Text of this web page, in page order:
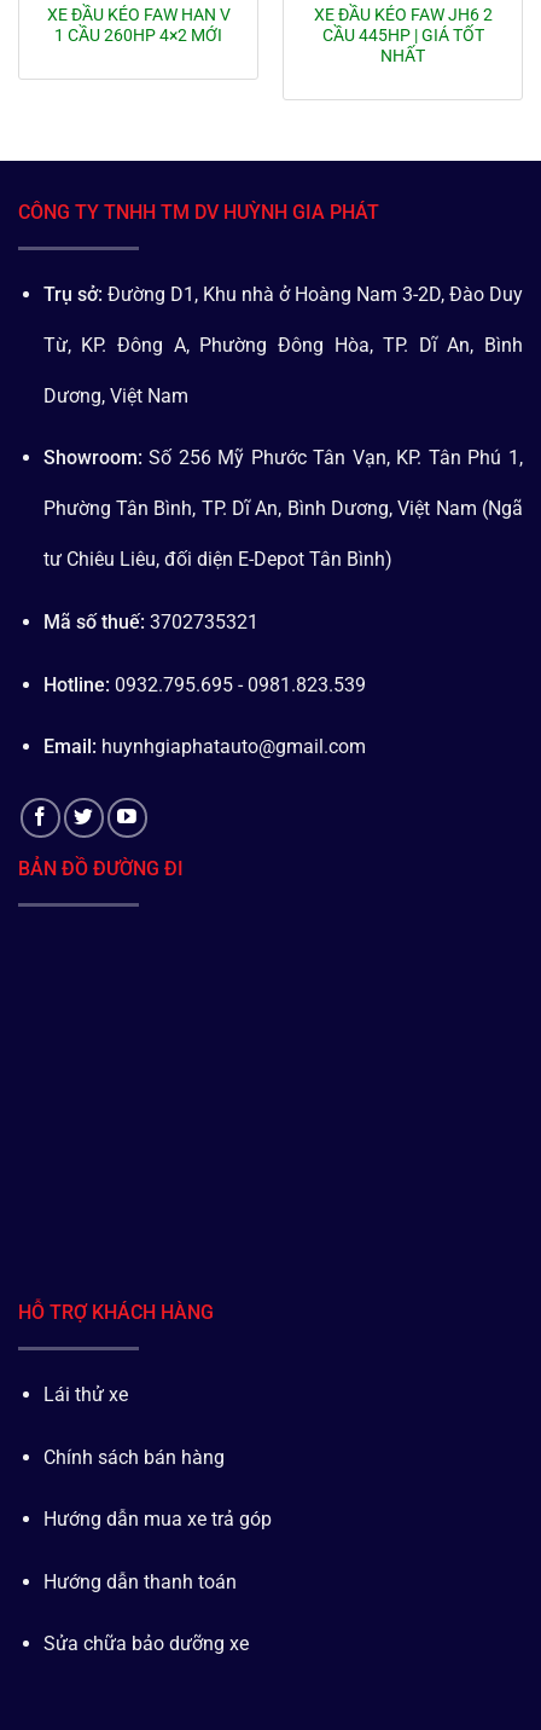
XE ĐẦU KÉO FAW HAN V
1 CẦU 260HP 4×2 MỚI
XE ĐẦU KÉO FAW JH6 2
CẦU 445HP | GIÁ TỐT
NHẤT
CÔNG TY TNHH TM DV HUỲNH GIA PHÁT
Trụ sở: Đường D1, Khu nhà ở Hoàng Nam 3-2D, Đào Duy
Từ, KP. Đông A, Phường Đông Hòa, TP. Dĩ An, Bình
Dương, Việt Nam
Showroom: Số 256 Mỹ Phước Tân Vạn, KP. Tân Phú 1,
Phường Tân Bình, TP. Dĩ An, Bình Dương, Việt Nam (Ngã
tư Chiêu Liêu, đối diện E-Depot Tân Bình)
Mã số thuế: 3702735321
Hotline: 0932.795.695 - 0981.823.539
Email: huynhgiaphatauto@gmail.com
BẢN ĐỒ ĐƯỜNG ĐI
HỖ TRỢ KHÁCH HÀNG
Lái thử xe
Chính sách bán hàng
Hướng dẫn mua xe trả góp
Hướng dẫn thanh toán
Sửa chữa bảo dưỡng xe